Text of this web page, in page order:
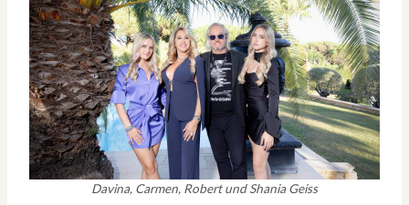
Davina, Carmen, Robert und Shania Geiss